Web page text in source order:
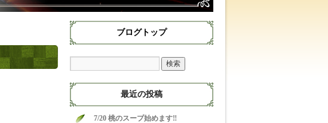
ブログトップ
最近の投稿
7/20 桃のスープ始めます‼